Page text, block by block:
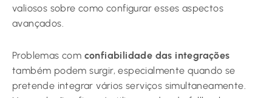
valiosos sobre como configurar esses aspectos
avançados.
Problemas com confiabilidade das integrações
também podem surgir, especialmente quando se
pretende integrar vários serviços simultaneamente.